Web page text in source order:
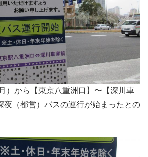
）から【東京八重洲口】〜【深川車
夜（都営）バスの運行が始まったとの